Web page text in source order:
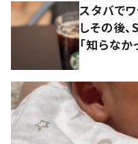
スタバで
しその後
「知らなか